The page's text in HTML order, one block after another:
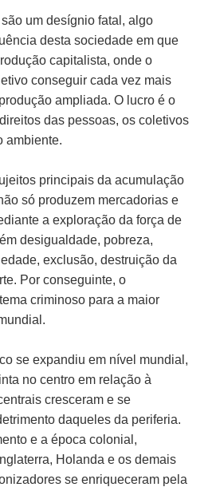
um desígnio fatal, algo
desta sociedade em que
capitalista, onde o
conseguir cada vez mais
ampliada. O lucro é o
das pessoas, os coletivos
ambiente.
principais da acumulação
só produzem mercadorias e
a exploração da força de
desigualdade, pobreza,
exclusão, destruição da
Por conseguinte, o
criminoso para a maior
se expandiu em nível mundial,
no centro em relação à
cresceram e se
daqueles da periferia.
e a época colonial,
Holanda e os demais
se enriqueceram pela